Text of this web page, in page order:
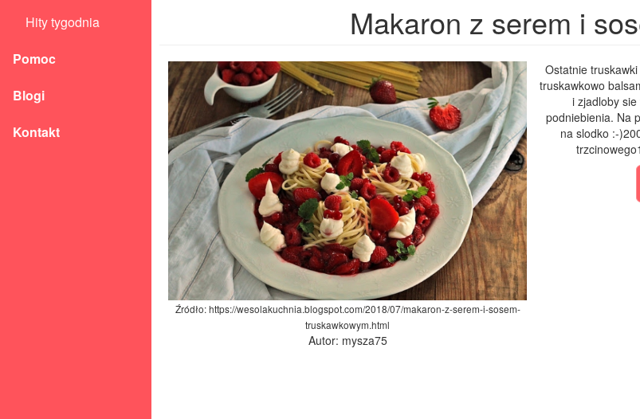
Hity tygodnia
Pomoc
Blogi
Kontakt
Makaron z serem i
Źródło: https://wesolakuchnia.blogspot.com/2018/07/makaron-z-serem-i-sosem-
truskawkowym.html
Autor: mysza75
Ostatnie
truskawkowo
i zjadloby
podniebienia. Na
na slodko :-